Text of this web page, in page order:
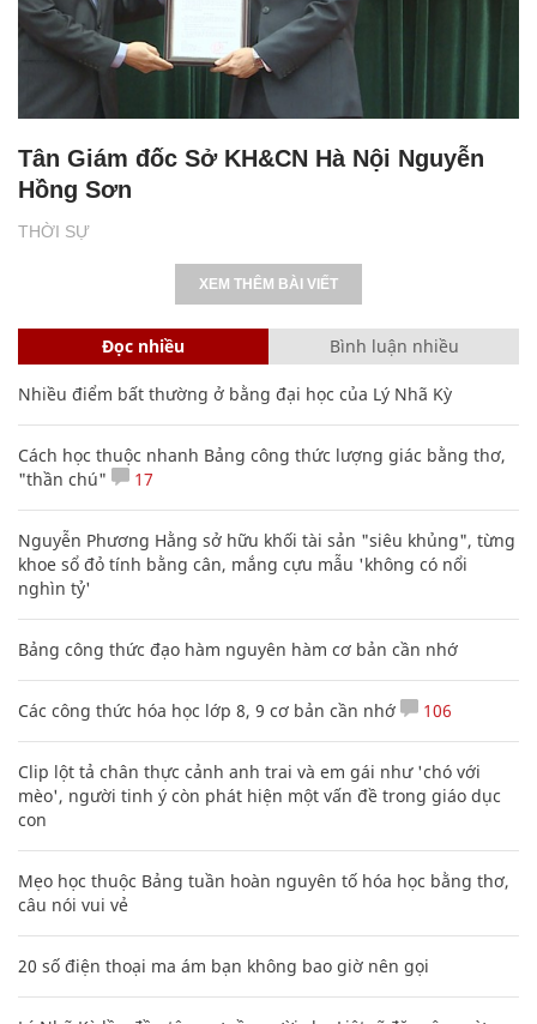
THỜI SỰ
Tân Giám đốc Sở KH&CN Hà Nội Nguyễn
Hồng Sơn
XEM THÊM BÀI VIẾT
Đọc nhiều Bình luận nhiều
Nhiều điểm bất thường ở bằng đại học của Lý Nhã Kỳ
Cách học thuộc nhanh Bảng công thức lượng giác bằng thơ,
"thần chú"
17
Nguyễn Phương Hằng sở hữu khối tài sản "siêu khủng", từng
khoe sổ đỏ tính bằng cân, mắng cựu mẫu 'không có nổi
nghìn tỷ'
Bảng công thức đạo hàm nguyên hàm cơ bản cần nhớ
Các công thức hóa học lớp 8, 9 cơ bản cần nhớ 106
Clip lột tả chân thực cảnh anh trai và em gái như 'chó với
mèo', người tinh ý còn phát hiện một vấn đề trong giáo dục
con
Mẹo học thuộc Bảng tuần hoàn nguyên tố hóa học bằng thơ,
câu nói vui vẻ
20 số điện thoại ma ám bạn không bao giờ nên gọi